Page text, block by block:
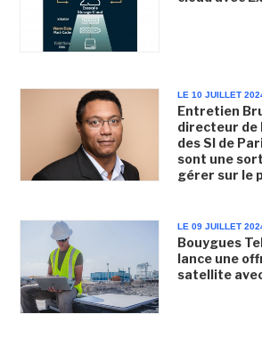
LE 10 JUILLET
Entretien
directeur de
des SI de
sont une
gérer sur le
LE 09 JUILLET
Bouygues
lance une
satellite